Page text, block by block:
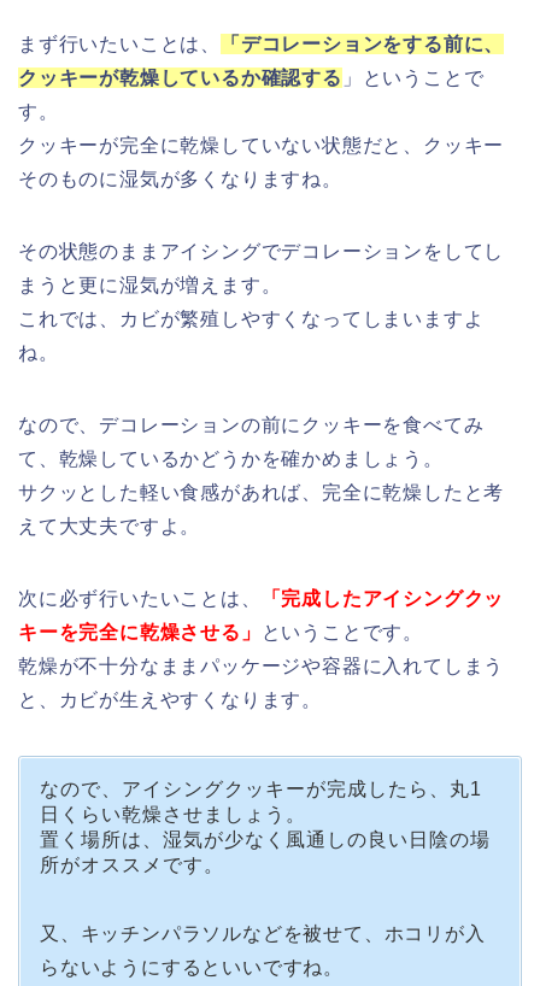
まず行いたいことは、
「デコレーションをする前に、
クッキーが乾燥しているか確認する 」ということで
す。
クッキーが完全に乾燥していない状態だと、クッキー
そのものに湿気が多くなりますね。
その状態のままアイシングでデコレーションをしてし
まうと更に湿気が増えます。
これでは、カビが繁殖しやすくなってしまいますよ
ね。
なので、デコレーションの前にクッキーを食べてみ
て、乾燥しているかどうかを確かめましょう。
サクッとした軽い食感があれば、完全に乾燥したと考
えて大丈夫ですよ。
次に必ず行いたいことは、
「完成したアイシングクッ
キーを完全に乾燥させる」
ということです。
乾燥が不十分なままパッケージや容器に入れてしまう
と、カビが生えやすくなります。
なので、アイシングクッキーが完成したら、丸1
日くらい乾燥させましょう。
置く場所は、湿気が少なく風通しの良い日陰の場
所がオススメです。
又、キッチンパラソルなどを被せて、ホコリが入
らないようにするといいですね。